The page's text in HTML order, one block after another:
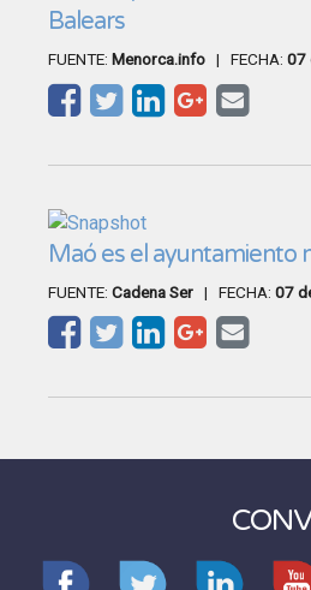
Balears
FUENTE: Menorca.info | FECHA: 07
Maó es el ayuntamiento
FUENTE: Cadena Ser | FECHA: 07